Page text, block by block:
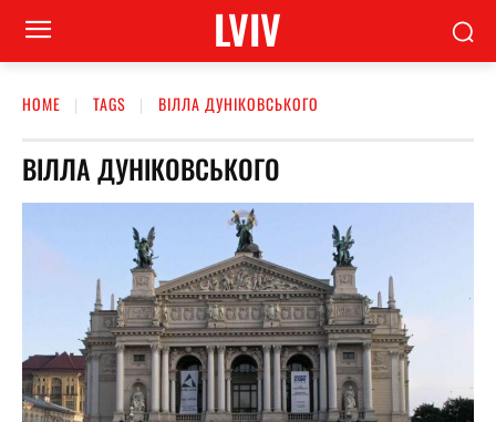
LVIV
HOME TAGS ВІЛЛА ДУНІКОВСЬКОГО
ВІЛЛА ДУНІКОВСЬКОГО